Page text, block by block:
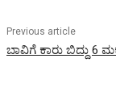
Previous article
ಬಾವಿಗೆ ಕಾರು ಬಿದ್ದು 6